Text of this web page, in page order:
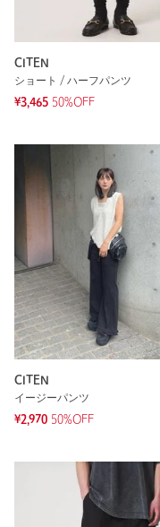
CITEN
ショート / ハーフパンツ
¥3,465 50%OFF
CITEN
イージーパンツ
¥2,970 50%OFF